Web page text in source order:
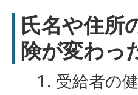
氏名や住所
険が変わっ
受給者の